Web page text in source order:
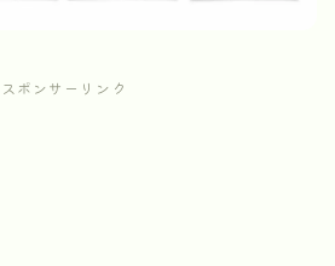
スポンサーリンク